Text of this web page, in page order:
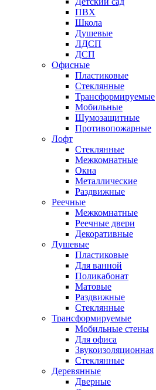
ПВХ
Школа
Душевые
ЛДСП
ДСП
Офисные
Пластиковые
Стеклянные
Трансформируемые
Мобильные
Шумозащитные
Противопожарные
Лофт
Стеклянные
Межкомнатные
Окна
Металлические
Раздвижные
Реечные
Межкомнатные
Реечные двери
Декоративные
Душевые
Пластиковые
Для ванной
Поликабонат
Матовые
Раздвижные
Стеклянные
Трансформируемые
Мобильные стены
Для офиса
Звукоизоляционная
Стеклянные
Деревянные
Дверные